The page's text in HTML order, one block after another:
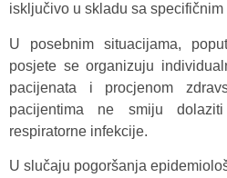
isključivo u skladu sa specifičnim
U posebnim situacijama,
posjete se organizuju
pacijenata i procjenom
pacijentima ne smiju
respiratorne infekcije.
U slučaju pogoršanja